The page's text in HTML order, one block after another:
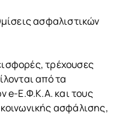
ασφαλιστικών
τρέχουσες
από τα
e-Ε.Φ.Κ.Α. και τους
ασφάλισης,